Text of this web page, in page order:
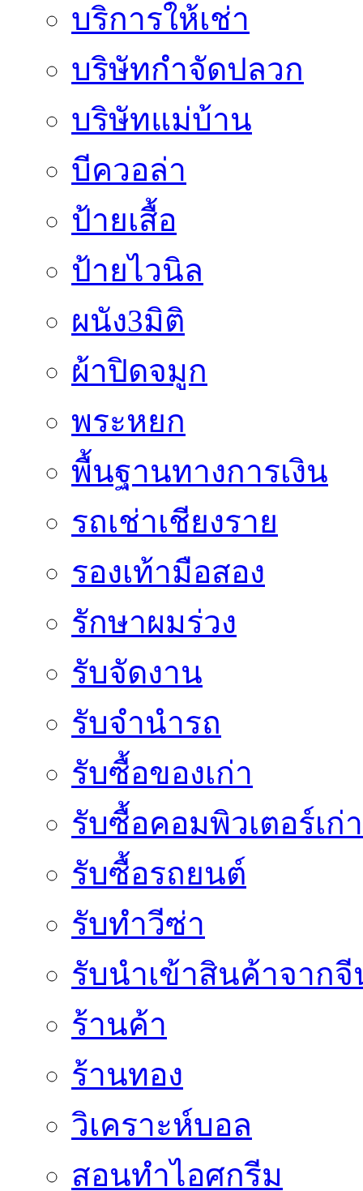
บริการให้เช่า
บริษัทกำจัดปลวก
บริษัทแม่บ้าน
บีควอล่า
ป้ายเสื้อ
ป้ายไวนิล
ผนัง3มิติ
ผ้าปิดจมูก
พระหยก
พื้นฐานทางการเงิน
รถเช่าเชียงราย
รองเท้ามือสอง
รักษาผมร่วง
รับจัดงาน
รับจำนำรถ
รับซื้อของเก่า
รับซื้อคอมพิวเตอร์เก่า
รับซื้อรถยนต์
รับทำวีซ่า
รับนำเข้าสินค้าจากจี
ร้านค้า
ร้านทอง
วิเคราะห์บอล
สอนทำไอศกรีม